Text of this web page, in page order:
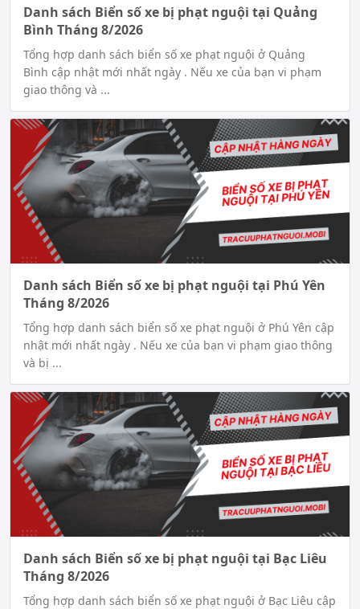
Danh sách Biển số xe bị phạt nguội tại Quảng
Bình Tháng 8/2026
Tổng hợp danh sách biển số xe phạt nguội ở Quảng
Bình cập nhật mới nhất ngày . Nếu xe của bạn vi phạm
giao thông và ...
Danh sách Biển số xe bị phạt nguội tại Phú Yên
Tháng 8/2026
Tổng hợp danh sách biển số xe phạt nguội ở Phú Yên cập
nhật mới nhất ngày . Nếu xe của bạn vi phạm giao thông
và bị ...
Danh sách Biển số xe bị phạt nguội tại Bạc Liêu
Tháng 8/2026
Tổng hợp danh sách biển số xe phạt nguội ở Bạc Liêu cập